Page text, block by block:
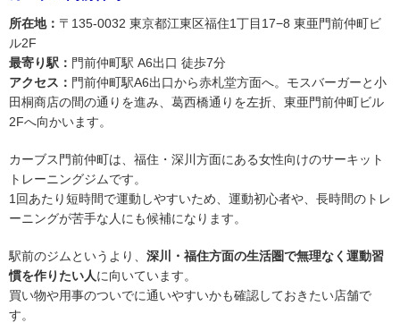
所在地： 〒135-0032 東京都江東区福住1丁目17−8 東亜門前仲町ビ
ル2F
最寄り駅： 門前仲町駅 A6出口 徒歩7分
アクセス： 門前仲町駅A6出口から赤札堂方面へ。モスバーガーと小
田桐商店の間の通りを進み、葛西橋通りを左折、東亜門前仲町ビル
2Fへ向かいます。
カーブス門前仲町は、福住・深川方面にある女性向けのサーキット
トレーニングジムです。
1回あたり短時間で運動しやすいため、運動初心者や、長時間のトレ
ーニングが苦手な人にも候補になります。
駅前のジムというより、 深川・福住方面の生活圏で無理なく運動習
慣を作りたい人に向いています。
買い物や用事のついでに通いやすいかも確認しておきたい店舗で
す。